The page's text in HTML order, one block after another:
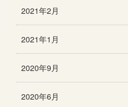
2021年2月
2021年1月
2020年9月
2020年6月